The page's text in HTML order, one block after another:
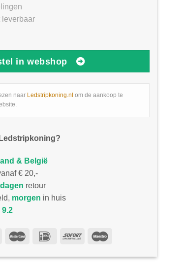
in webshop
naar Ledstripkoning.nl om de aankoop te
& België
€ 20,-
retour
morgen in huis
9.2